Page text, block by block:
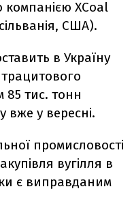
компанією XCoal
США).
в Україну
85 тис. тонн
вже у вересні.
промисловості
вугілля в
є виправданим